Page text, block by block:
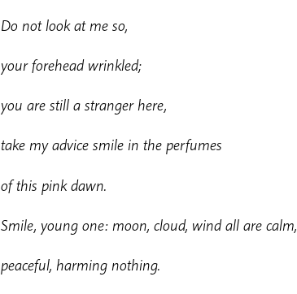
Do not look at me so,
your forehead wrinkled;
you are still a stranger here,
take my advice smile in the perfumes
of this pink dawn.
Smile, young one: moon, cloud, wind all are calm,
peaceful, harming nothing.